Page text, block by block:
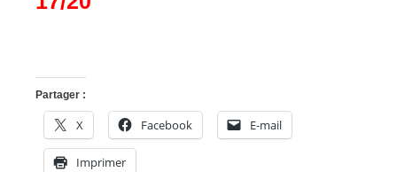
Partager :
X Facebook E-mail
Imprimer